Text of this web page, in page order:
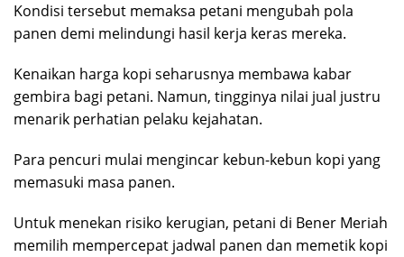
Kondisi tersebut memaksa petani mengubah pola
panen demi melindungi hasil kerja keras mereka.
Kenaikan harga kopi seharusnya membawa kabar
gembira bagi petani. Namun, tingginya nilai jual justru
menarik perhatian pelaku kejahatan.
Para pencuri mulai mengincar kebun-kebun kopi yang
memasuki masa panen.
Untuk menekan risiko kerugian, petani di Bener Meriah
memilih mempercepat jadwal panen dan memetik kopi